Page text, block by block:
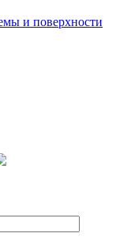
и поверхности